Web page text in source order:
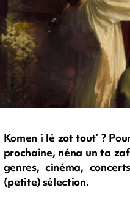
Komen i lé zot tout’ ?
prochaine, néna un ta
genres, cinéma,
(petite) sélection.